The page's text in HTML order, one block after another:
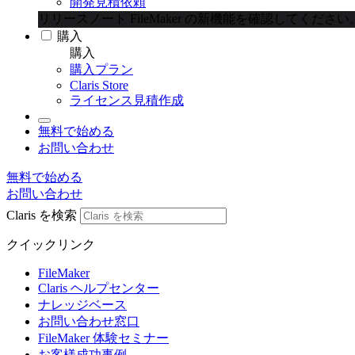
リリースノート
FileMaker の新機能を確認してください。
購入
購入
購入プラン
Claris Store
ライセンス見積作成
無料で始める
お問い合わせ
無料で始める
お問い合わせ
Claris を検索
クイックリンク
FileMaker
Claris ヘルプセンター
ナレッジベース
お問い合わせ窓口
FileMaker 体験セミナー